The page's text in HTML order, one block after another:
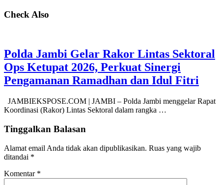
Check Also
Polda Jambi Gelar Rakor Lintas Sektoral
Ops Ketupat 2026, Perkuat Sinergi
Pengamanan Ramadhan dan Idul Fitri
JAMBIEKSPOSE.COM | JAMBI – Polda Jambi menggelar Rapat
Koordinasi (Rakor) Lintas Sektoral dalam rangka …
Tinggalkan Balasan
Alamat email Anda tidak akan dipublikasikan. Ruas yang wajib
ditandai *
Komentar *